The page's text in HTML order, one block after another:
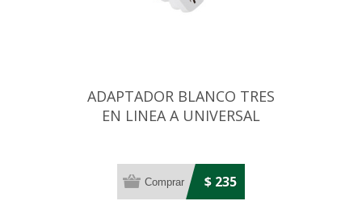
ADAPTADOR BLANCO TRES
EN LINEA A UNIVERSAL
$ 235